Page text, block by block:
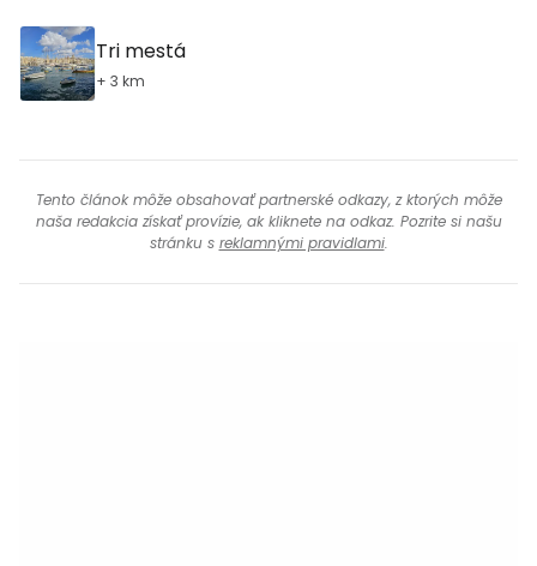
Tri mestá
+ 3 km
Tento článok môže obsahovať partnerské odkazy, z ktorých môže
naša redakcia získať provízie, ak kliknete na odkaz. Pozrite si našu
stránku s reklamnými pravidlami.